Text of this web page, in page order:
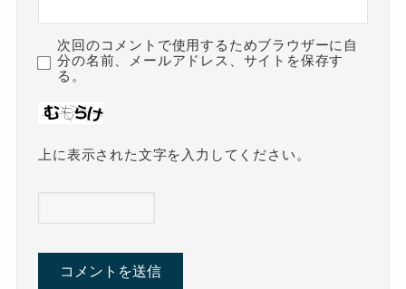
次回のコメントで使用するためブラウザーに自
分の名前、メールアドレス、サイトを保存す
る。
上に表示された文字を入力してください。